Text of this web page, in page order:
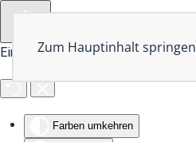
Eingabehilfen öffnen
Farben umkehren
Zum Hauptinhalt springen